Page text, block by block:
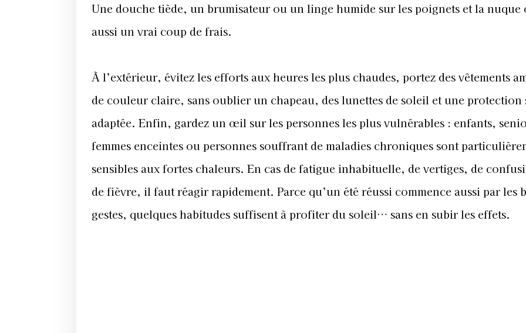
Une douche tiède, un brumisateur ou un linge humide sur les poignets et la
aussi un vrai coup de frais.
À l’extérieur, évitez les efforts aux heures les plus chaudes, portez des vêtements
de couleur claire, sans oublier un chapeau, des lunettes de soleil et une protection
adaptée. Enfin, gardez un œil sur les personnes les plus vulnérables : enfants,
femmes enceintes ou personnes souffrant de maladies chroniques sont
sensibles aux fortes chaleurs. En cas de fatigue inhabituelle, de vertiges, de
de fièvre, il faut réagir rapidement. Parce qu’un été réussi commence aussi par les
gestes, quelques habitudes suffisent à profiter du soleil… sans en subir les effets.